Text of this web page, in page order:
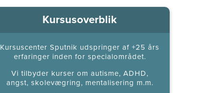
Kursusoverblik
Kursuscenter Sputnik udspringer af +25 års
erfaringer inden for specialområdet.
Vi tilbyder kurser om autisme, ADHD,
angst, skolevægring, mentalisering m.m.